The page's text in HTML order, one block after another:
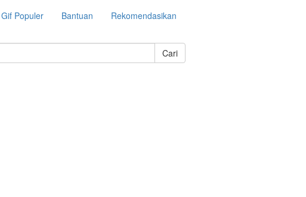
Gif Populer Bantuan Rekomendasikan
Cari